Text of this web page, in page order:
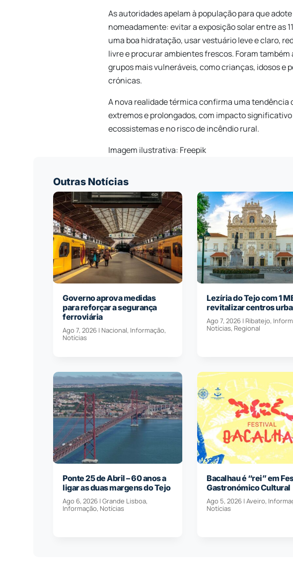
As autoridades apelam à população para que
nomeadamente: evitar a exposição solar entre as
uma boa hidratação, usar vestuário leve e claro,
livre e procurar ambientes frescos. Foram também
grupos mais vulneráveis, como crianças, idosos e
crónicas.
A nova realidade térmica confirma uma tendência
extremos e prolongados, com impacto
ecossistemas e no risco de incêndio rural.
Imagem ilustrativa: Freepik
Outras Notícias
Governo aprova medidas
para reforçar a segurança
ferroviária
Ago 7, 2026 | Nacional, Informação,
Notícias
Lezíria do Tejo com 1
revitalizar centros
Ago 7, 2026 | Ribatejo,
Notícias, Regional
Ponte 25 de Abril – 60 anos a
ligar as duas margens do Tejo
Ago 6, 2026 |Grande Lisboa,
Informação, Notícias
Bacalhau é “rei” em
Gastronómico Cultural
Ago 5, 2026 |Aveiro,
Notícias